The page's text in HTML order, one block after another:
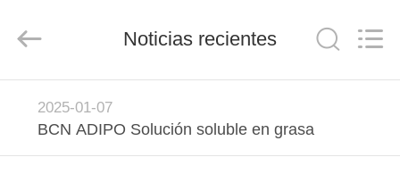
HOGAR
PRODUCTOS
Rights
Noticias recientes
2025-01-07
BCN ADIPO Solución soluble en grasa